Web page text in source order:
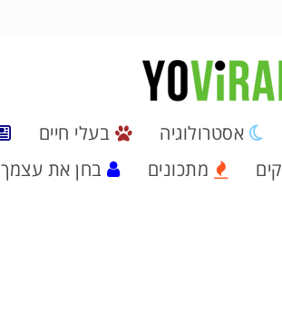
אסטרולוגיה בעלי חיים
מתכונים בחן את עצמך